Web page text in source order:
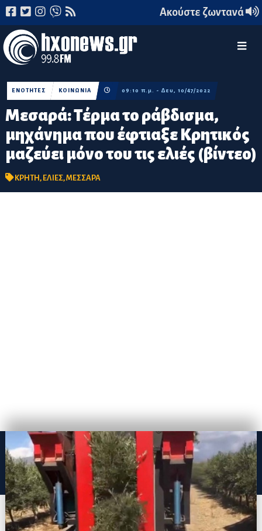
Ακούστε ζωντανά
Μεσαρά: Τέρμα το ράβδισμα,
μηχάνημα που έφτιαξε Κρητικός
μαζεύει μόνο του τις ελιές (βίντεο)
ΕΝΟΤΗΤΕΣ ΚΟΙΝΩΝΙΑ 09:10 π.μ. - Δευ, 10/47/2022
ΚΡΗΤΗ, ΕΛΙΕΣ,ΜΕΣΣΑΡΑ